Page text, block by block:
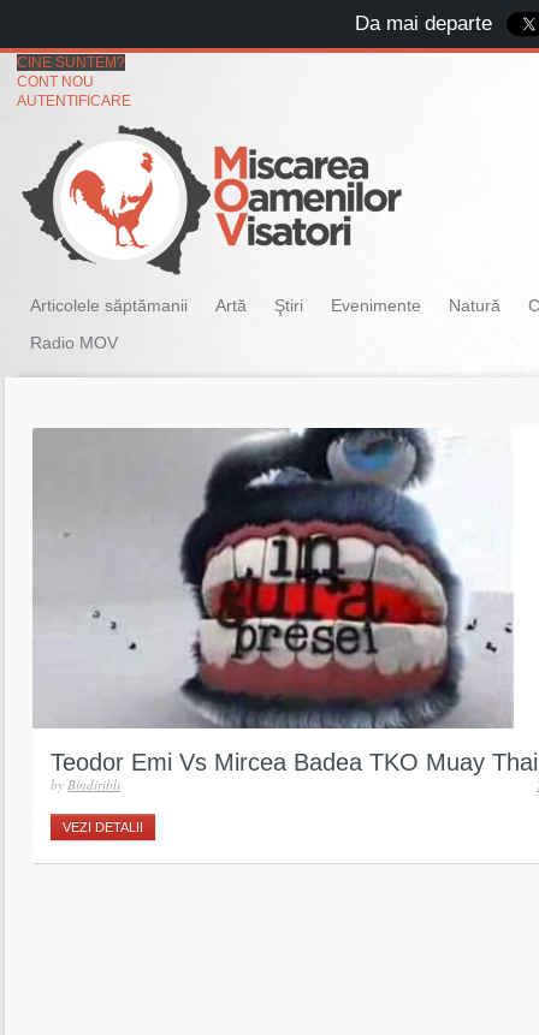
CINE SUNTEM?
CONT NOU
AUTENTIFICARE
Articolele săptămanii Artă Ştiri Evenimente Natură
Radio MOV
Teodor Emi Vs Mircea Badea TKO Muay
by Bindiribli
VEZI DETALII
Da mai departe